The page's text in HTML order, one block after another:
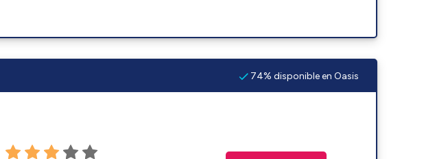
74% disponible en Oasis